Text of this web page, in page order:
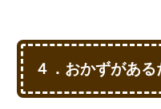
４．おかずがある